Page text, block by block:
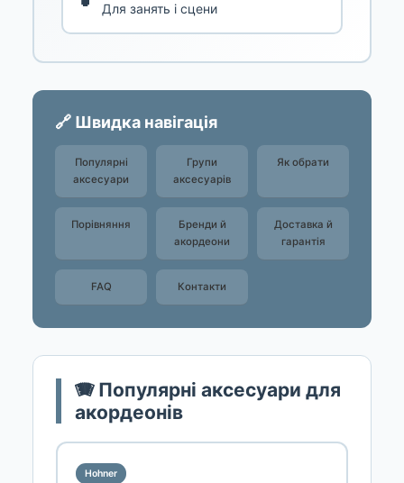
Для занять і сцени
🔗 Швидка навігація
Популярні
аксесуари
Групи
аксесуарів
Як обрати
Порівняння
Бренди й
акордеони
Доставка й
гарантія
FAQ Контакти
🪗 Популярні аксесуари для
акордеонів
Hohner